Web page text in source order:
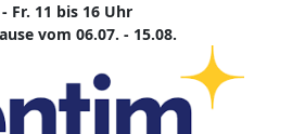
Fr. 11 bis 16 Uhr
vom 06.07. - 15.08.